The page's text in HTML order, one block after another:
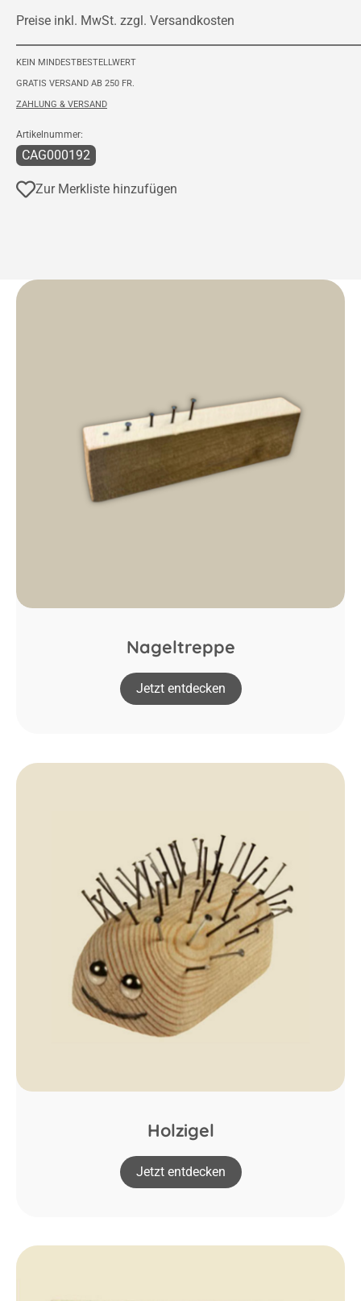
Preise inkl. MwSt. zzgl. Versandkosten
KEIN MINDESTBESTELLWERT
GRATIS VERSAND AB 250 FR.
ZAHLUNG & VERSAND
Artikelnummer:
CAG000192
Zur Merkliste hinzufügen
Nageltreppe
Jetzt entdecken
Holzigel
Jetzt entdecken